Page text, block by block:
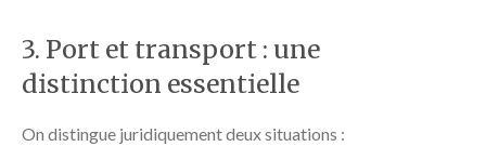
3. Port et transport : une
distinction essentielle
On distingue juridiquement deux situations :